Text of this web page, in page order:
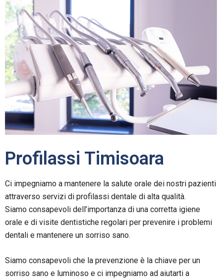
Profilassi Timisoara
Ci impegniamo a mantenere la salute orale dei nostri pazienti
attraverso servizi di profilassi dentale di alta qualità.
Siamo consapevoli dell’importanza di una corretta igiene
orale e di visite dentistiche regolari per prevenire i problemi
dentali e mantenere un sorriso sano.
Siamo consapevoli che la prevenzione è la chiave per un
sorriso sano e luminoso e ci impegniamo ad aiutarti a